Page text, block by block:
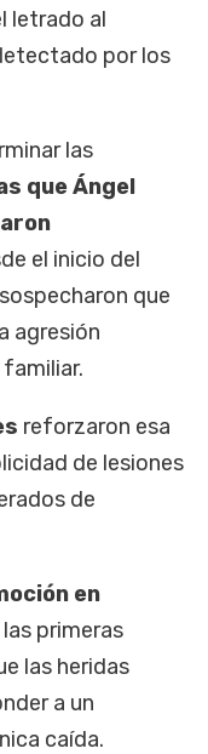
letrado al
por los
las
que Ángel
el inicio del
que
agresión
reforzaron esa
de lesiones
de
en
primeras
las heridas
a un
caída.